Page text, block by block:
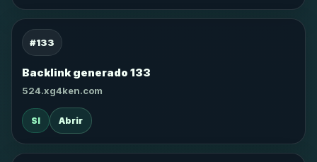
#133
Backlink generado 133
524.xg4ken.com
SI Abrir